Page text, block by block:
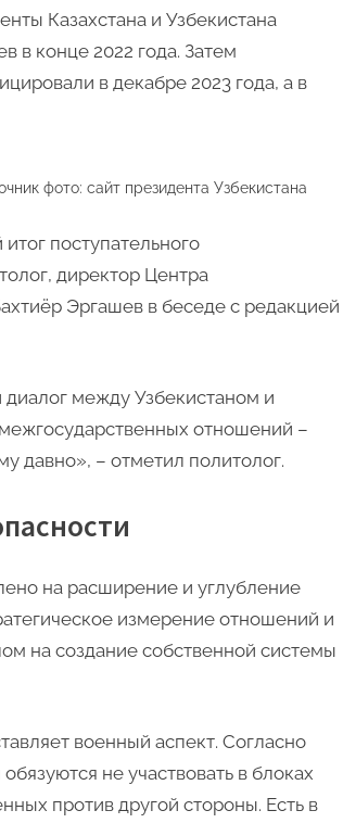
Казахстана и Узбекистана
в конце 2022 года. Затем
в декабре 2023 года, а в
фото: сайт президента Узбекистана
поступательного
директор Центра
Эргашев в беседе с редакцией
между Узбекистаном и
отношений –
давно», – отметил политолог.
на расширение и углубление
измерение отношений и
на создание собственной системы
военный аспект. Согласно
не участвовать в блоках
против другой стороны. Есть в